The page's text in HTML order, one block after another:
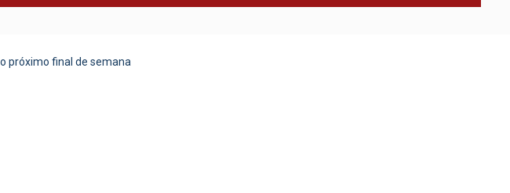
próximo final de semana